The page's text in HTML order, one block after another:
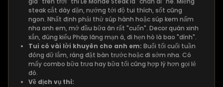
steak cắt dày dặn, nướng tới độ tui thích, sốt cũng
ngon. Nhất định phải thử súp hành hoặc súp kem nấm
nha anh em, mở đầu bữa ăn rất "cuốn". Decor quán xinh
xắn, đúng kiểu Pháp lãng mạn á, đi hẹn hò là bao "dính".
Tui có vài lời khuyên cho anh em: Buổi tối cuối tuần
đông dữ lắm, ráng đặt bàn trước hoặc đi sớm nha. Có
mấy combo bữa trưa hay bữa tối cũng hợp lý hơn gọi lẻ
đó.
Về dịch vụ thì: